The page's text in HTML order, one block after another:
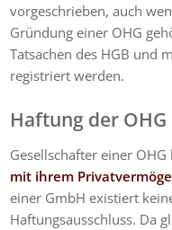
vorgeschrieben, auch
Gründung einer OHG
Tatsachen des HGB und
registriert werden.
Haftung der OHG
Gesellschafter einer
mit ihrem
einer GmbH existiert
Haftungsausschluss. Da